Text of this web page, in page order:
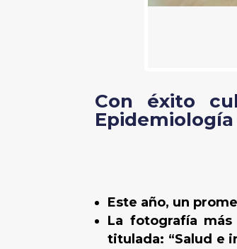
Con éxito
Epidemiología
Este año, un
La fotografía
titulada: “Salud e